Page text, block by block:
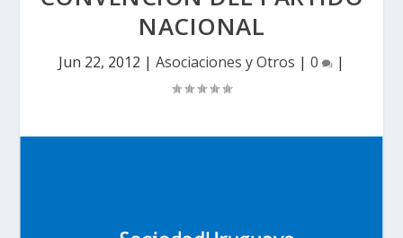
NACIONAL
Jun 22, 2012 | Asociaciones y Otros | 0 |